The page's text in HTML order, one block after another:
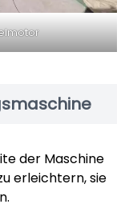
der Maschine
erleichtern, sie